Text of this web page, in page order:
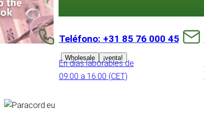
Wholesale ¡venta!
Teléfono: +31 85 76 000 45
En días laborables de
09:00 a 16:00 (CET)